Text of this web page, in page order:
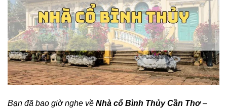
Bạn đã bao giờ nghe về Nhà cổ Bình Thủy Cần Thơ–